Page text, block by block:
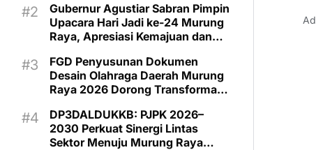
Gubernur Agustiar Sabran Pimpin
Upacara Hari Jadi ke-24 Murung
Raya, Apresiasi Kemajuan dan
FGD Penyusunan Dokumen
Desain Olahraga Daerah Murung
Raya 2026 Dorong Transformasi
DP3DALDUKKB: PJPK 2026–
2030 Perkuat Sinergi Lintas
Sektor Menuju Murung Raya
Ad